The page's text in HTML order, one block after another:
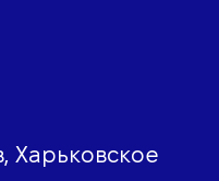
Харьковское